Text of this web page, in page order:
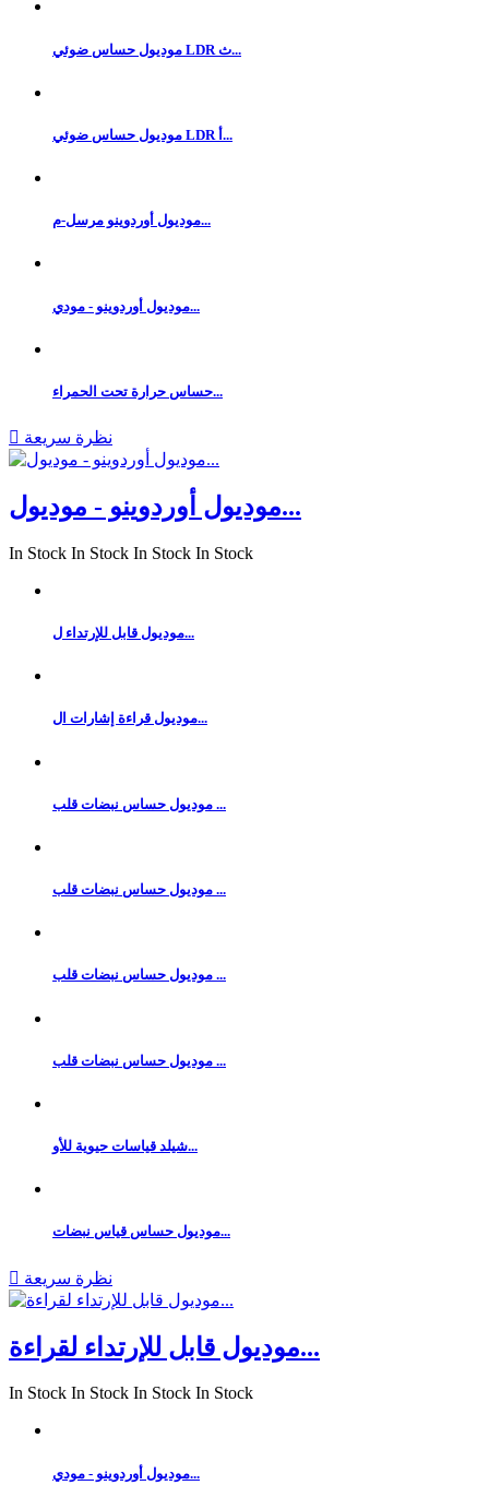
موديول حساس ضوئي LDR ث...
موديول حساس ضوئي LDR أ...
موديول أوردوينو مرسل-م...
موديول أوردوينو - مودي...
حساس حرارة تحت الحمراء...
 نظرة سريعة
موديول أوردوينو - موديول...
In Stock In Stock In Stock In Stock
موديول قابل للإرتداء ل...
موديول قراءة إشارات ال...
موديول حساس نبضات قلب ...
موديول حساس نبضات قلب ...
موديول حساس نبضات قلب ...
موديول حساس نبضات قلب ...
شيلد قياسات حيوية للأو...
موديول حساس قياس نبضات...
 نظرة سريعة
موديول قابل للإرتداء لقراءة...
In Stock In Stock In Stock In Stock
موديول أوردوينو - مودي...